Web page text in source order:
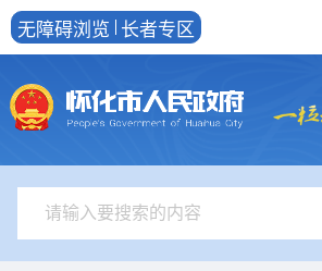
无障碍浏览 长者专区